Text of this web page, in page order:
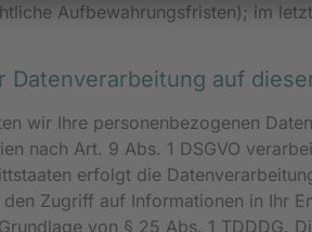
Aufbewahrungsfristen); im
auf
wir Ihre personenbezogenen
nach Art. 9 Abs. 1 DSGVO
erfolgt die
Zugriff auf Informationen in Ihr
von § 25 Abs. 1 TDDDG.